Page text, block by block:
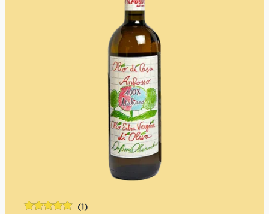
(1)